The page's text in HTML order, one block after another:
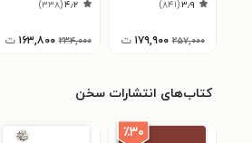
۳٫۹(۸۴۱)
۲۵۷,۰۰۰ ۱۷۹,۹۰۰ ت
زرین‌کوب
۴٫۲(۳۳۸)
۲۳۴,۰۰۰ ۱۶۳,۸۰۰ ت
کتاب‌های انتشارات سخن
٪۳۰